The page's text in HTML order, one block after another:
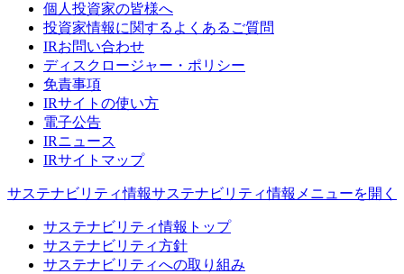
個人投資家の皆様へ
投資家情報に関するよくあるご質問
IRお問い合わせ
ディスクロージャー・ポリシー
免責事項
IRサイトの使い方
電子公告
IRニュース
IRサイトマップ
サステナビリティ情報サステナビリティ情報メニューを開く
サステナビリティ情報トップ
サステナビリティ方針
サステナビリティへの取り組み